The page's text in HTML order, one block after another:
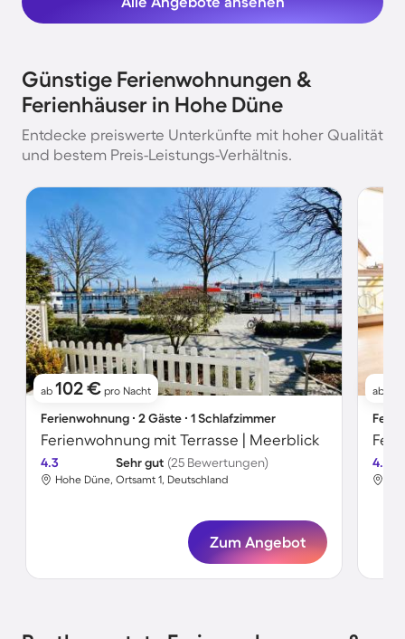
Günstige Ferienwohnungen &
Ferienhäuser in Hohe Düne
Entdecke preiswerte Unterkünfte mit hoher Qualität
und bestem Preis-Leistungs-Verhältnis.
ab 102 € pro Nacht
Ferienwohnung ∙ 2 Gäste ∙ 1 Schlafzimmer
Ferienwohnung mit Terrasse | Meerblick
4.3 Sehr gut (25 Bewertungen)
Hohe Düne, Ortsamt 1, Deutschland
Zum Angebot
ab
4.5